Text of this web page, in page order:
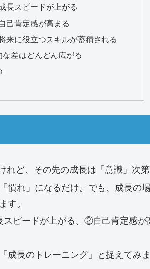
長スピードが上がる
己肯定感が高まる
来に役立つスキルが蓄積される
な差はどんどん広がる
ど、その先の成長は「意識」次第
慣れ」になるだけ。でも、成長の
。
ピードが上がる、②自己肯定感
長のトレーニング」と捉えてみま